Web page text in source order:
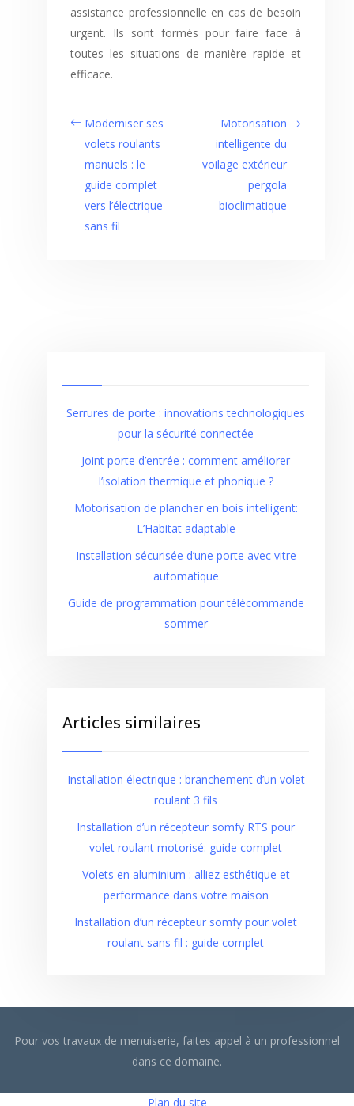
assistance professionnelle en cas de besoin
urgent. Ils sont formés pour faire face à
toutes les situations de manière rapide et
efficace.
Moderniser ses
volets roulants
manuels : le
guide complet
vers l’électrique
sans fil
Motorisation
intelligente du
voilage extérieur
pergola
bioclimatique
Serrures de porte : innovations technologiques
pour la sécurité connectée
Joint porte d’entrée : comment améliorer
l’isolation thermique et phonique ?
Motorisation de plancher en bois intelligent:
L’Habitat adaptable
Installation sécurisée d’une porte avec vitre
automatique
Guide de programmation pour télécommande
sommer
Articles similaires
Installation électrique : branchement d’un volet
roulant 3 fils
Installation d’un récepteur somfy RTS pour
volet roulant motorisé: guide complet
Volets en aluminium : alliez esthétique et
performance dans votre maison
Installation d’un récepteur somfy pour volet
roulant sans fil : guide complet
Pour vos travaux de menuiserie, faites appel à un professionnel
dans ce domaine.
Plan du site